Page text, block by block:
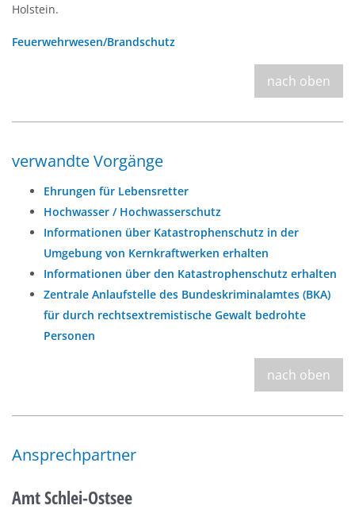
Holstein.
Feuerwehrwesen/Brandschutz
nach oben
verwandte Vorgänge
Ehrungen für Lebensretter
Hochwasser / Hochwasserschutz
Informationen über Katastrophenschutz in der
Umgebung von Kernkraftwerken erhalten
Informationen über den Katastrophenschutz erhalten
Zentrale Anlaufstelle des Bundeskriminalamtes (BKA)
für durch rechtsextremistische Gewalt bedrohte
Personen
nach oben
Ansprechpartner
Amt Schlei-Ostsee